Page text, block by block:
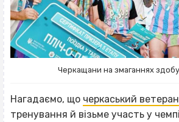
Черкащани на змаганнях
Нагадаємо, що черкаський ветеран
тренування й візьме участь у